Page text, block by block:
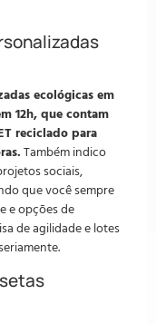
ecológicas em
12h, que contam
reciclado para
Também indico
sociais,
que você sempre
e opções de
de agilidade e lotes